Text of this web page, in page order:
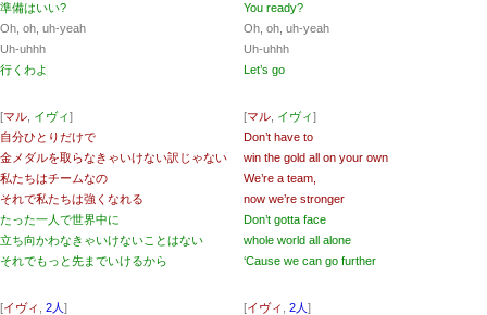
準備はいい?
Oh, oh, uh-yeah
Uh-uhhh
行くわよ
[マル イヴィ]
自分ひとりだけで
金メダルを取らなきゃいけない訳じゃない
私たちはチームなの
それで私たちは強くなれる
たった一人で世界中に
立ち向かわなきゃいけないことはない
それでもっと先までいけるから
[イヴィ 2人 ]
You ready?
Oh, oh, uh-yeah
Uh-uhhh
Let’s go
[マル イヴィ]
Don’t have to
win the gold all on your own
We’re a team,
now we’re stronger
Don’t gotta face
whole world all alone
‘Cause we can go further
[イヴィ 2人 ]